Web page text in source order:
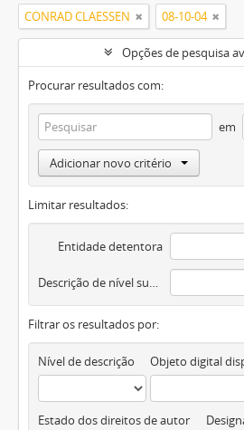
CONRAD CLAESSEN 08-10-04
Opções de pesquisa
Procurar resultados com:
em
Adicionar novo critério
Limitar resultados:
Entidade detentora
Descrição de nível superior
Filtrar os resultados por:
Nível de descrição
Estado dos direitos de autor